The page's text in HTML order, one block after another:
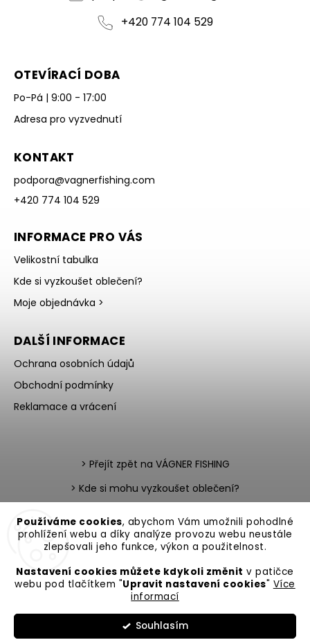
Používáme cookies, abychom Vám umožnili pohodlné
prohlížení webu a díky analýze provozu webu neustále
zlepšovali jeho funkce, výkon a použitelnost.
Nastavení cookies můžete kdykoli změnit v patičce
webu pod tlačítkem "Upravit nastavení cookies" Více
informací
Souhlasím
+420 774 104 529
OTEVÍRACÍ DOBA
Po-Pá | 9:00 - 17:00
Adresa pro vyzvednutí
KONTAKT
podpora@vagnerfishing.com
+420 774 104 529
INFORMACE PRO VÁS
Velikostní tabulka
Kde si vyzkoušet oblečení?
Moje objednávka >
DALŠÍ INFORMACE
Ochrana osobních údajů
Obchodní podmínky
Reklamace a vrácení
> Přejít zpět na VÁGNER FISHING
> Kde si mohu vyzkoušet oblečení?
> Katalog zboží v PDF
> Team testerů
VAGNER Fishing. Všechna práva vyhrazena.